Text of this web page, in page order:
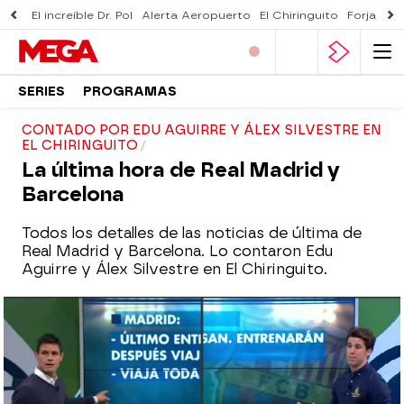
El increíble Dr. Pol Alerta Aeropuerto El Chiringuito Forjado
SERIES PROGRAMAS
CONTADO POR EDU AGUIRRE Y ÁLEX SILVESTRE EN
EL CHIRINGUITO
La última hora de Real Madrid y
Barcelona
Todos los detalles de las noticias de última de
Real Madrid y Barcelona. Lo contaron Edu
Aguirre y Álex Silvestre en El Chiringuito.